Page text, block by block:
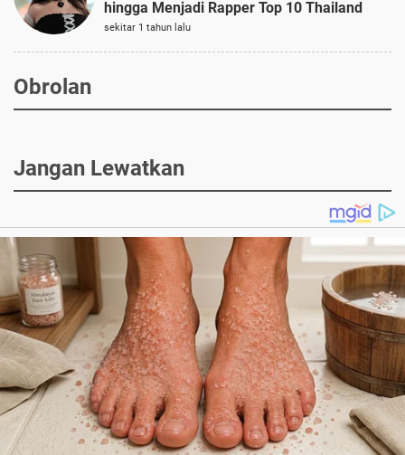
hingga Menjadi Rapper Top 10 Thailand
sekitar 1 tahun lalu
Obrolan
Jangan Lewatkan